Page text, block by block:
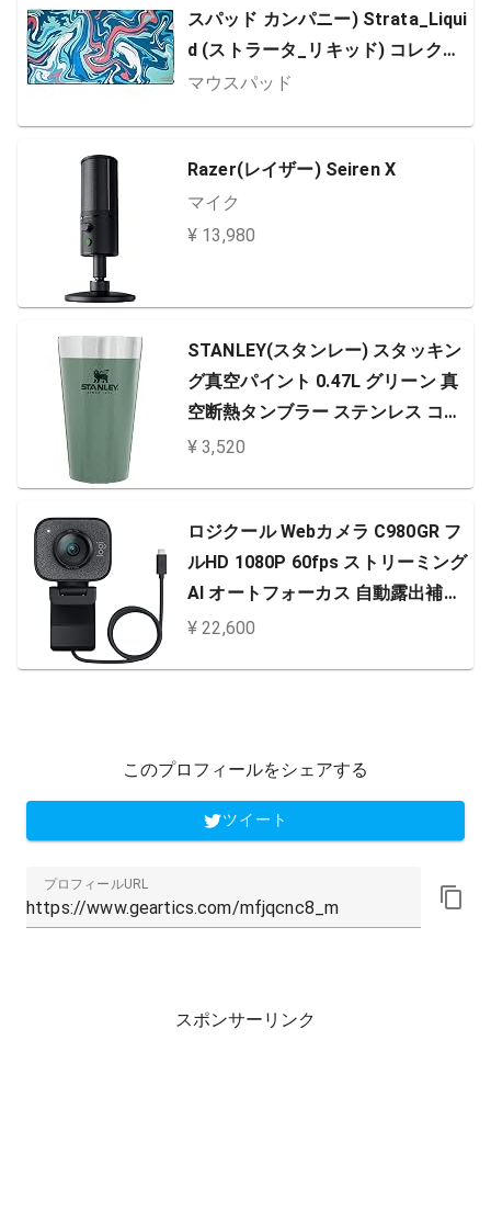
スパッド カンパニー) Strata_Liqui
d (ストラータ_リキッド) コレクシ
ョン ゲーミングマウスパッド Lサ
マウスパッド
Razer(レイザー) Seiren X
マイク
¥ 13,980
STANLEY(スタンレー) スタッキン
グ真空パイント 0.47L グリーン 真
空断熱タンブラー ステンレス コー
ヒー 保温保冷 ビール アウトドア
¥ 3,520
ロジクール Webカメラ C980GR フ
ルHD 1080P 60fps ストリーミング
AI オートフォーカス 自動露出補正
手ブレ USB Type-C ウェブカメラ
¥ 22,600
このプロフィールをシェアする
ツイート
プロフィールURL
スポンサーリンク